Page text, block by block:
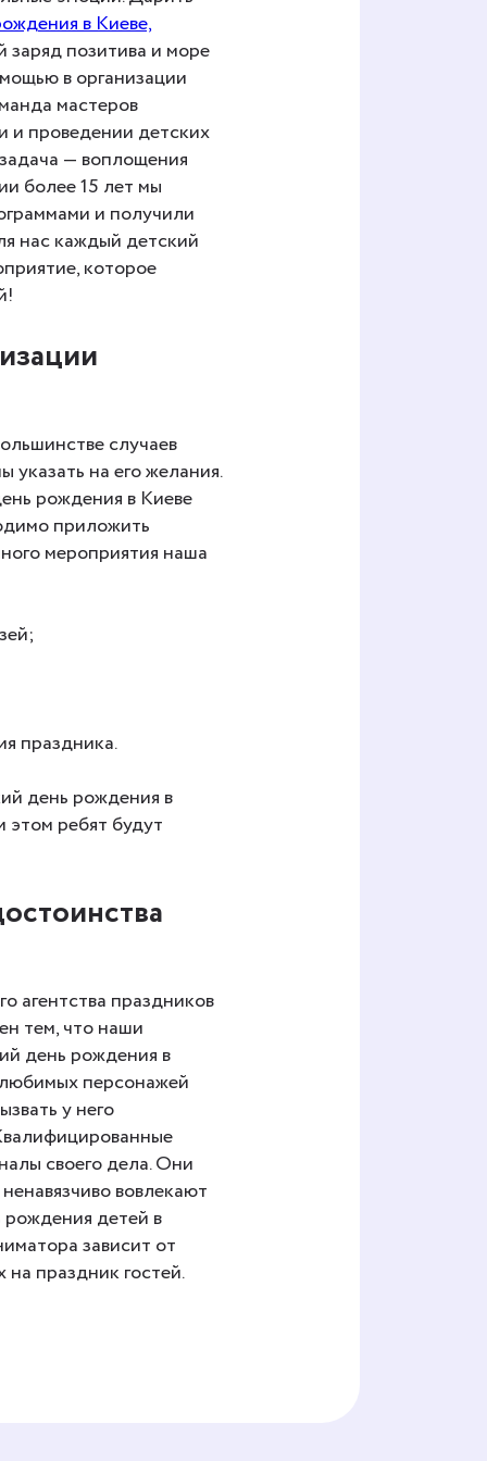
в Киеве,
позитива и море
в организации
мастеров
и проведении детских
— воплощения
более 15 лет мы
и получили
нас каждый детский
которое
случаев
на его желания.
рождения в Киеве
приложить
мероприятия наша
праздника.
день рождения в
ребят будут
агентства праздников
тем, что наши
день рождения в
персонажей
у него
своего дела. Они
вовлекают
рождения детей в
зависит от
праздник гостей.